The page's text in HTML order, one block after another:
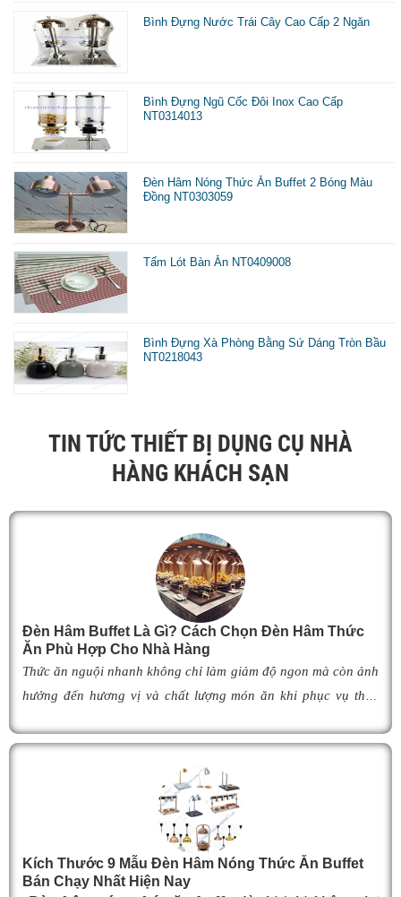
Bình Đựng Nước Trái Cây Cao Cấp 2 Ngăn
Bình Đựng Ngũ Cốc Đôi Inox Cao Cấp
NT0314013
Đèn Hâm Nóng Thức Ăn Buffet 2 Bóng Màu
Đồng NT0303059
Tấm Lót Bàn Ăn NT0409008
Bình Đựng Xà Phòng Bằng Sứ Dáng Tròn Bầu
NT0218043
TIN TỨC THIẾT BỊ DỤNG CỤ NHÀ
HÀNG KHÁCH SẠN
Đèn Hâm Buffet Là Gì? Cách Chọn Đèn Hâm Thức
Ăn Phù Hợp Cho Nhà Hàng
Thức ăn nguội nhanh không chỉ làm giảm độ ngon mà còn ảnh
hưởng đến hương vị và chất lượng món ăn khi phục vụ thực
thành giải pháp được nhiều nhà hàng, khách sạn và khu nghỉ
dưỡng lựa chọn nhờ khả năng giữ cho món ăn luôn ấm nóng,
thơm ngon như vừa mới chế biến. Vậy
tạo như thế nào, hoạt động ra sao và làm thế nào để lựa chọn
èn hâm nóng thức ănphù hợp, giúp tối ưu hiệu
quả giữ nhiệt cũng như nâng cao tính chuyên nghiệp cho
không gian buffet? Hãy cùng tìm hiểu ngay trong bài viết dưới
Kích Thước 9 Mẫu Đèn Hâm Nóng Thức Ăn Buffet
Bán Chạy Nhất Hiện Nay